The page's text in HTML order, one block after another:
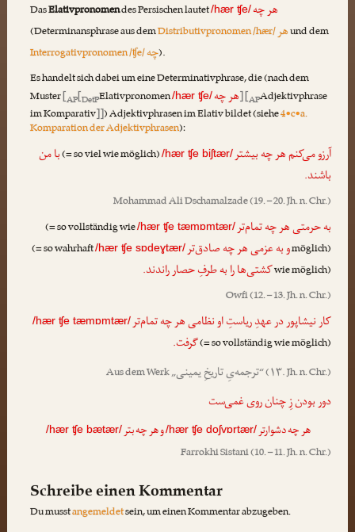
DasElativpronomendes Persischen lautet/hær ʧe/هر چه
(Determinansphrase aus demDistributivpronomen /hær/هرund dem
Interrogativpronomen /ʧe/چه).
Es handelt sich dabei um eine Determinativphrase, die (nach dem
Muster[AP[DetPElativpronomen/hær ʧe/هر چه] [APAdjektivphrase
im Komparativ]]) Adjektivphrasen im Elativ bildet (siehe4•c•a.
Komparation der Adjektivphrasen):
آرزو می‌کنم هر چه بیشتر/hær ʧe biʃtær/
(= so viel wie möglich)با من
باشند.
Mohammad Ali Dschamalzade(19. – 20. Jh. n. Chr.)
به حرمتی هر چه تمام‌تر/hær ʧe tæmɒmtær/
(= so vollständig wie
möglich)و به عزمی هر چه صادق‌تر/hær ʧe sɒdeɣtær/
(= so wahrhaft
wie möglich)کشتی‌ها را به طرفِ حصار راندند.
Owfi(12. – 13. Jh. n. Chr.)
کار نیشاپور در عهدِ ریاستِ او نظامی هر چه تمام‌تر/hær ʧe tæmɒmtær/
(= so vollständig wie möglich)گرفت.
Aus dem Werk „ترجمه‌یِ تاریخِ یمینی“(۱۳. Jh. n. Chr.)
دور بودن زِ چنان روی غمی‌ست
هر چه دشوارتر/hær ʧe doʃvɒrtær/و هر چه بتر/hær ʧe bætær/
Farrokhi Sistani(10. – 11. Jh. n. Chr.)
Schreibe einen Kommentar
Du musstangemeldetsein, um einen Kommentar abzugeben.